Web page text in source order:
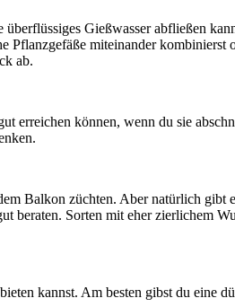
Gießwasser abfließen
miteinander kombinierst
ab.
erreichen können, wenn du sie
Balkon züchten. Aber natürlich gibt
beraten. Sorten mit eher zierlichem
kannst. Am besten gibst du eine